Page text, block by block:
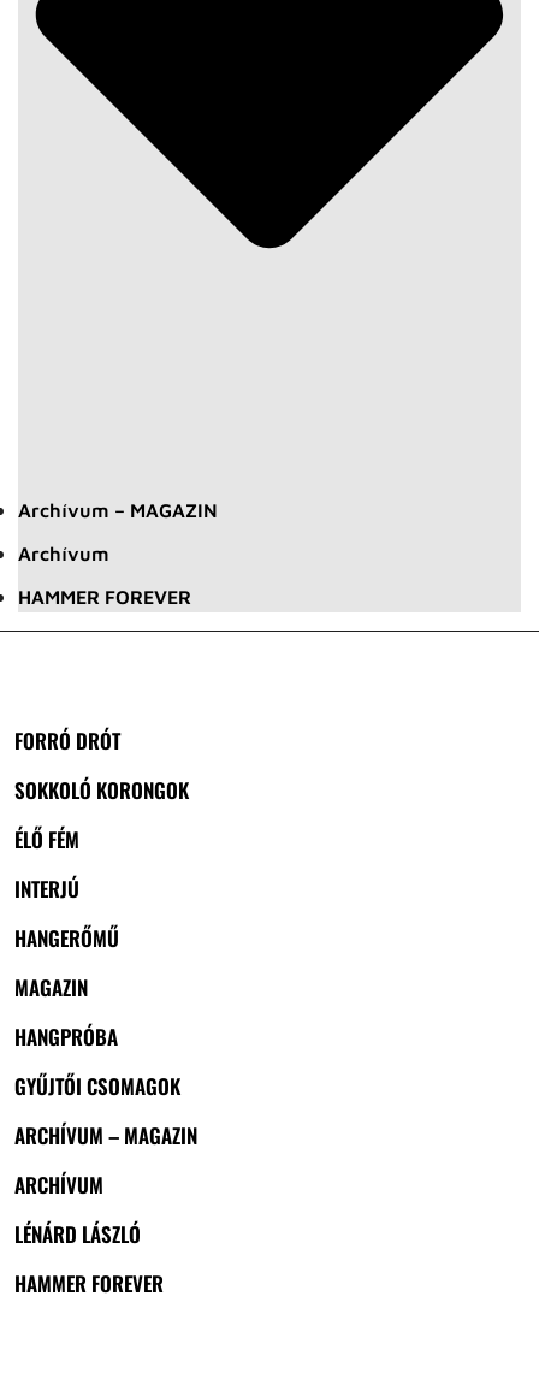
Archívum – MAGAZIN
Archívum
HAMMER FOREVER
FORRÓ DRÓT
SOKKOLÓ KORONGOK
ÉLŐ FÉM
INTERJÚ
HANGERŐMŰ
MAGAZIN
HANGPRÓBA
GYŰJTŐI CSOMAGOK
ARCHÍVUM – MAGAZIN
ARCHÍVUM
LÉNÁRD LÁSZLÓ
HAMMER FOREVER